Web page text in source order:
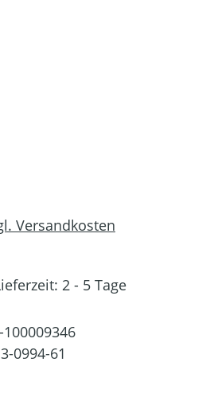
Versandkosten
2 - 5 Tage
100009346
0994-61